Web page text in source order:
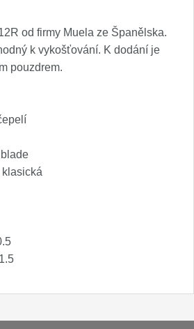
od firmy Muela ze Španělska.
k vykošťování. K dodání je
pouzdrem.
klasická